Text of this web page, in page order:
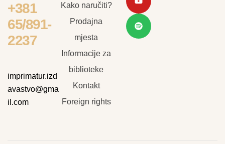
+381
65/891-
2237
imprimatur.izd
avastvo@gma
il.com
Kako naručiti?
Prodajna
mjesta
Informacije za
biblioteke
Kontakt
Foreign rights